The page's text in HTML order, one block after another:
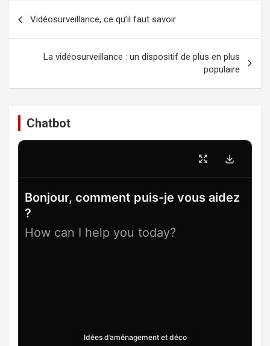
l’article
Vidéosurveillance, ce qu’il faut savoir
La vidéosurveillance : un dispositif de plus en plus
populaire
Chatbot
Bonjour, comment puis-je vous aidez
?
How can I help you today?
Idées d’aménagement et déco